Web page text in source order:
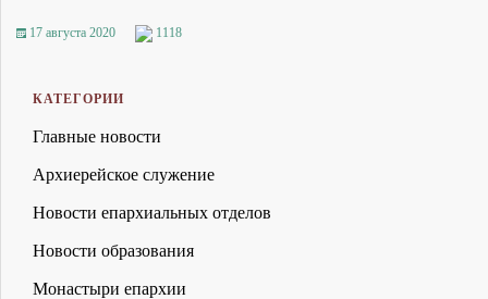
17 августа 2020 1118
КАТЕГОРИИ
Главные новости
Архиерейское служение
Новости епархиальных отделов
Новости образования
Монастыри епархии